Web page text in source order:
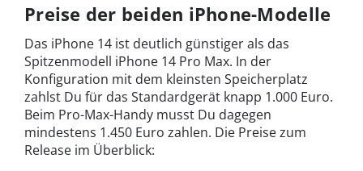
Preise der beiden iPhone-Modelle
Das iPhone 14 ist deutlich günstiger als das
Spitzenmodell iPhone 14 Pro Max. In der
Konfiguration mit dem kleinsten Speicherplatz
zahlst Du für das Standardgerät knapp 1.000 Euro.
Beim Pro-Max-Handy musst Du dagegen
mindestens 1.450 Euro zahlen. Die Preise zum
Release im Überblick: